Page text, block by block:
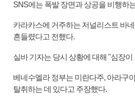
SNS에는 폭발 장면과 상공을 비행하
카라카스에 거주하는 저널리스트 바
흔들렸다고 전했다.
실바 기자는 당시 상황에 대해 "심장
베네수엘라 정부는 미란다주, 아라구
탈취하는 데 있다고 주장했다.